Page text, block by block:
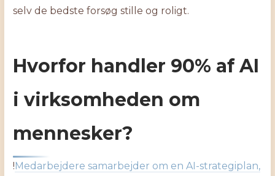
selv de bedste forsøg stille og roligt.
Hvorfor handler 90% af AI
i virksomheden om
mennesker?
!Medarbejdere samarbejder om en AI-strategiplan,